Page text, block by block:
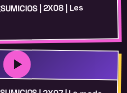
| 2X08 | Les